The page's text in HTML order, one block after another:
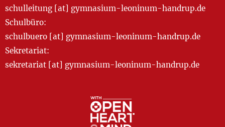
schulleitung [at] gymnasium-leoninum-handrup.de
Schulbüro:
schulbuero [at] gymnasium-leoninum-handrup.de
Sekretariat:
sekretariat [at] gymnasium-leoninum-handrup.de